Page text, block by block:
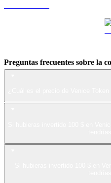
Preguntas frecuentes sobre la